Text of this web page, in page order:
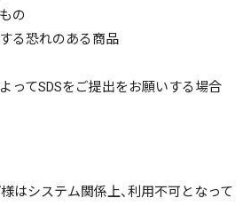
の
る恐れのある商品
ってSDSをご提出をお願いする場合
はシステム関係上、利用不可となって